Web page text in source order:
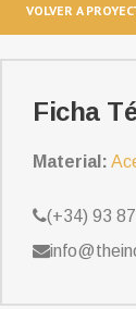
VOLVER A
Ficha
Material:
(+34) 93